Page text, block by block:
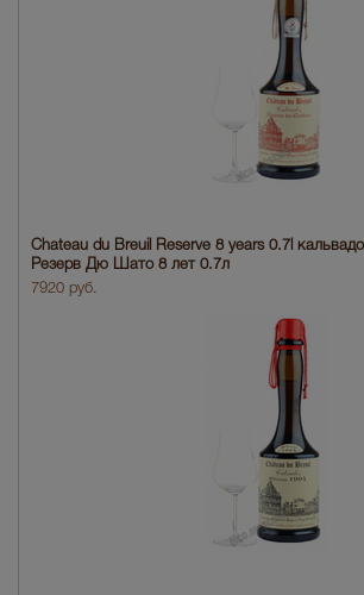
Chateau du Breuil Reserve 8 years 0.7l
Резерв Дю Шато 8 лет 0.7л
7920 руб.